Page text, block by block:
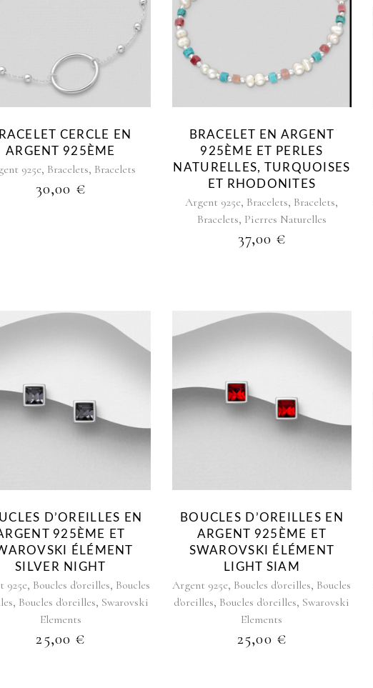
CERCLE EN
ARGENT 925ÈME
925e, Bracelets, Bracelets
30,00 €
BRACELET EN ARGENT
925ÈME ET PERLES
NATURELLES, TURQUOISES
ET RHODONITES
Argent 925e, Bracelets, Bracelets,
Bracelets, Pierres Naturelles
37,00 €
D’OREILLES EN
925ÈME ET
ÉLÉMENT
SILVER NIGHT
925e, Boucles d'oreilles, Boucles
, Boucles d'oreilles, Swarovski
Elements
25,00 €
BOUCLES D’OREILLES EN
ARGENT 925ÈME ET
SWAROVSKI ÉLÉMENT
LIGHT SIAM
Argent 925e, Boucles d'oreilles, Boucles
d'oreilles, Boucles d'oreilles, Swarovski
Elements
25,00 €